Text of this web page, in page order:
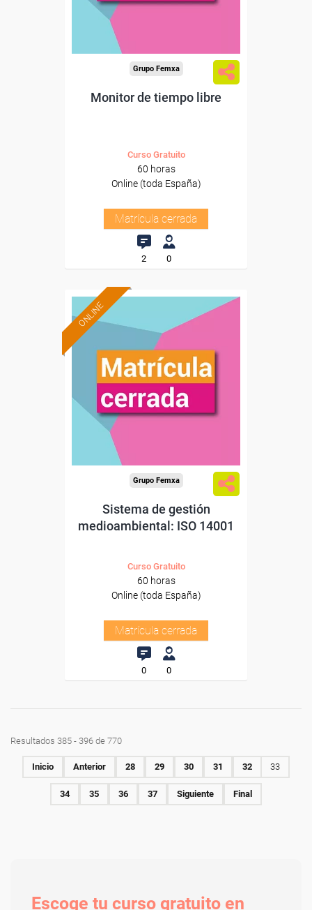
Grupo Femxa
Monitor de tiempo libre
Curso Gratuito
60 horas
Online (toda España)
Matrícula cerrada
2 0
ONLINE
Grupo Femxa
Sistema de gestión
medioambiental: ISO 14001
Curso Gratuito
60 horas
Online (toda España)
Matrícula cerrada
0 0
Resultados 385 - 396 de 770
Inicio Anterior 28 29 30 31 32 33
34 35 36 37 Siguiente Final
Escoge tu curso gratuito en